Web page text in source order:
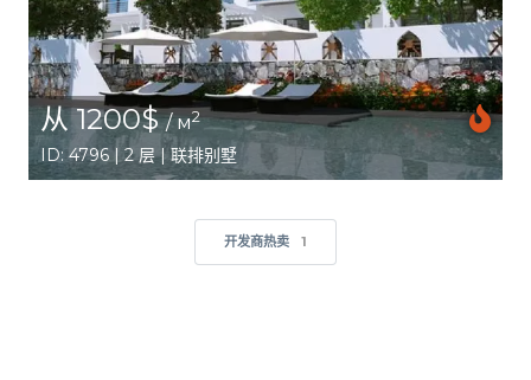
从 1200$/ м2
ID: 4796 | 2 层 | 联排别墅
开发商热卖 1